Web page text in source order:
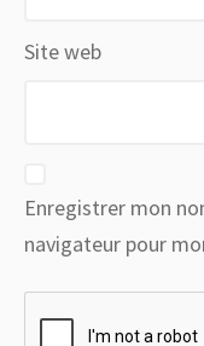
Site web
Enregistrer mon
navigateur pour